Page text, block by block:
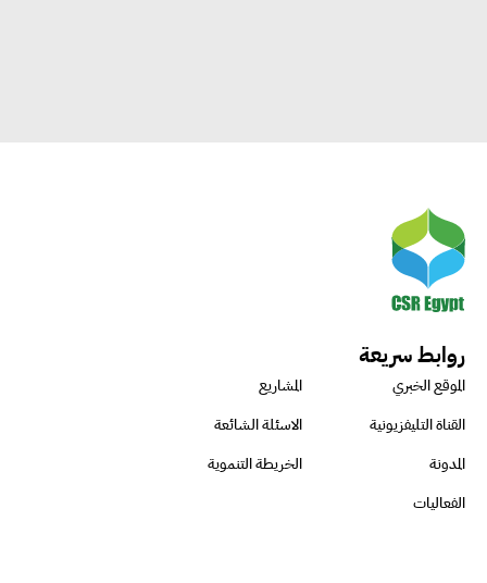
روابط سريعة
الموقع الخبري
المشاريع
القناة التليفزيونية
الاسئلة الشائعة
المدونة
الخريطة التنموية
الفعاليات